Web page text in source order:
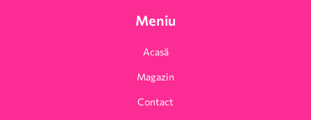
Meniu
Acasă
Magazin
Contact